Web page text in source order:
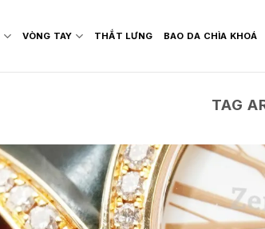
VÒNG TAY THẮT LƯNG BAO DA CHÌA KHOÁ
TAG